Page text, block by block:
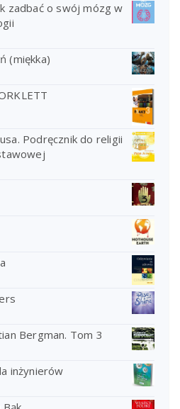
zadbać o swój mózg w
(miękka)
Podręcznik do religii
Bergman. Tom 3
inżynierów